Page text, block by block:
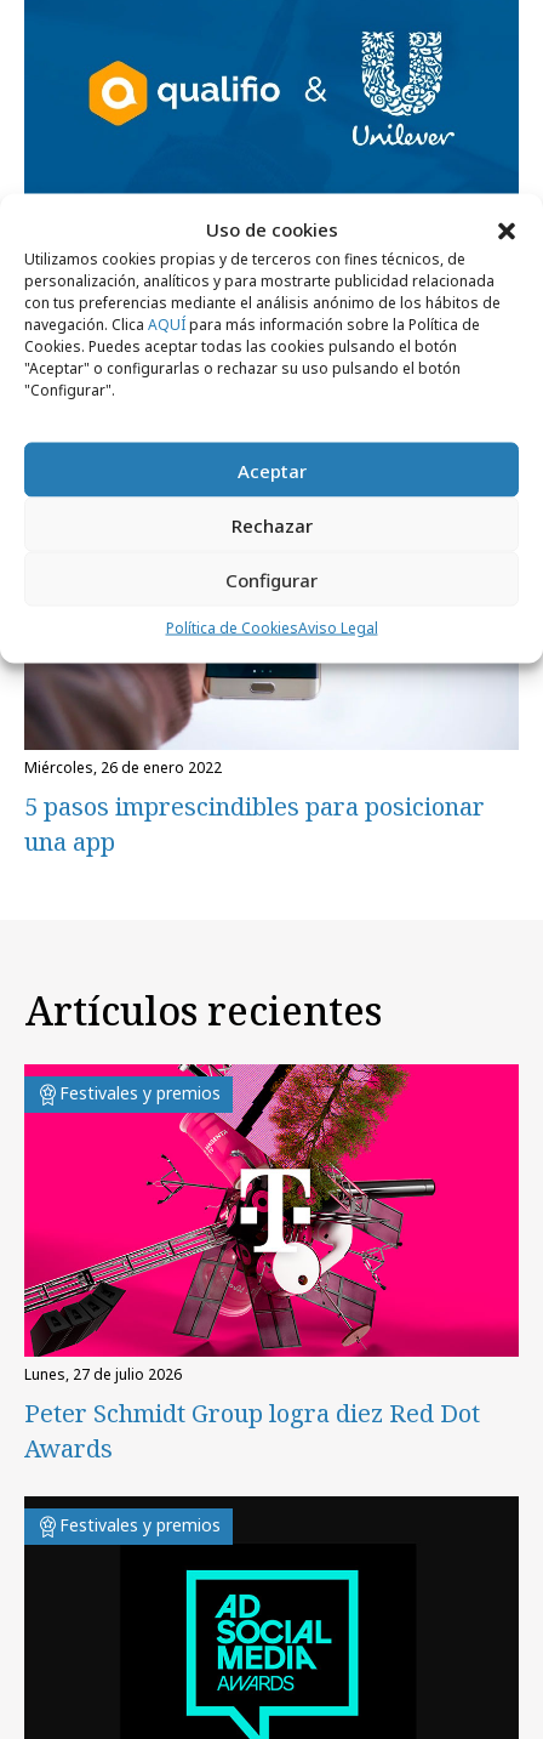
Uso de cookies
Utilizamos cookies propias y de terceros con fines técnicos, de
personalización, analíticos y para mostrarte publicidad relacionada
con tus preferencias mediante el análisis anónimo de los hábitos de
navegación. Clica AQUÍpara más información sobre la Política de
Cookies. Puedes aceptar todas las cookies pulsando el botón
"Aceptar" o configurarlas o rechazar su uso pulsando el botón
"Configurar".
Aceptar
Rechazar
Configurar
Política de CookiesAviso Legal
martes, 10 de septiembre 2024
Marketing interactivo y gamificación:
claves en la estrategia de Unilever
Empresas y Negocios
miércoles, 26 de enero 2022
5 pasos imprescindibles para posicionar
una app
Artículos recientes
Festivales y premios
lunes, 27 de julio 2026
Peter Schmidt Group logra diez Red Dot
Awards
Festivales y premios